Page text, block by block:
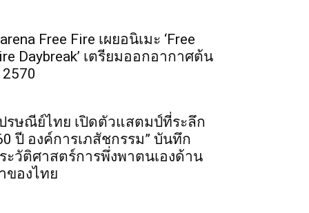
Free Fire เผยอนิเมะ ‘Free
Daybreak’ เตรียมออกอากาศต้น
รษณีย์ไทย เปิดตัวแสตมป์ที่ระลึก
ปี องค์การเภสัชกรรม” บันทึก
ะวัติศาสตร์การพึ่งพาตนเองด้าน
ของไทย